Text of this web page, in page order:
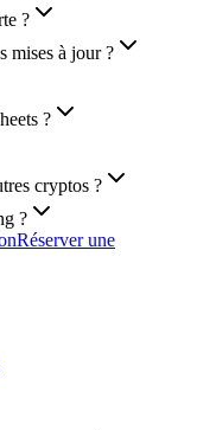
?
mises à jour ?
?
cryptos ?
?
Réserver une